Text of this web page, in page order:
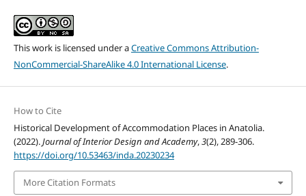
This work is licensed under aCreative Commons Attribution-
NonCommercial-ShareAlike 4.0 International License.
How to Cite
Historical Development of Accommodation Places in Anatolia.
(2022).Journal of Interior Design and Academy,3(2), 289-306.
https://doi.org/10.53463/inda.20230234
More Citation Formats